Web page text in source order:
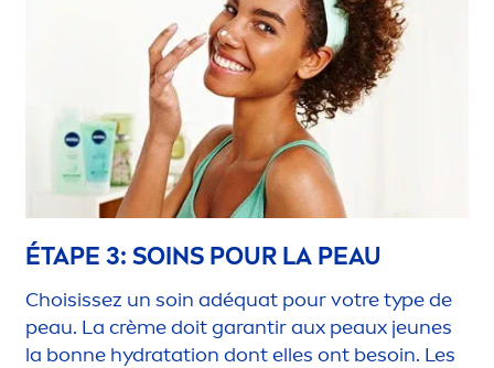
ÉTAPE 3: SOINS POUR LA PEAU
Choisissez un soin adéquat pour votre type de
peau. La crème doit garantir aux peaux jeunes
la bonne hydratation dont elles ont besoin. Les